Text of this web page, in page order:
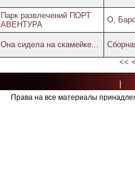
Парк развлечений ПОРТ
АВЕНТУРА
О,
Она сидела на скамейке...
<<
Права на все материалы